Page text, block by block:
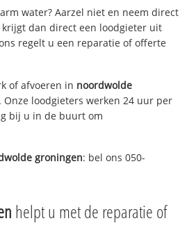
water? Aarzel niet en neem direct
krijgt dan direct een loodgieter uit
regelt u een reparatie of offerte
of afvoeren in noordwolde
loodgieters werken 24 uur per
bij u in de buurt om
groningen: bel ons 050-
helpt u met de reparatie of